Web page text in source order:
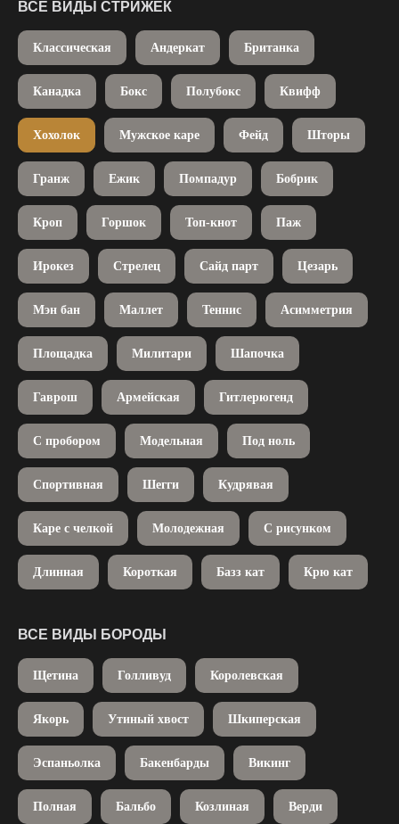
ВСЕ ВИДЫ СТРИЖЕК
Классическая Андеркат Британка
Канадка Бокс Полубокс Квифф
Хохолок Мужское каре Фейд Шторы
Гранж Ежик Помпадур Бобрик
Кроп Горшок Топ-кнот Паж
Ирокез Стрелец Сайд парт Цезарь
Мэн бан Маллет Теннис Асимметрия
Площадка Милитари Шапочка
Гаврош Армейская Гитлерюгенд
С пробором Модельная Под ноль
Спортивная Шегги Кудрявая
Каре с челкой Молодежная С рисунком
Длинная Короткая Базз кат Крю кат
ВСЕ ВИДЫ БОРОДЫ
Щетина Голливуд Королевская
Якорь Утиный хвост Шкиперская
Эспаньолка Бакенбарды Викинг
Полная Бальбо Козлиная Верди